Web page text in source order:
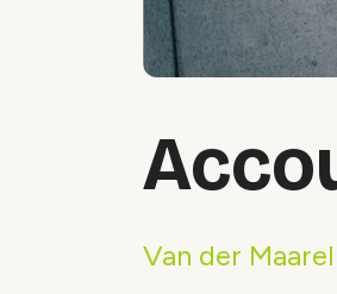
Van der